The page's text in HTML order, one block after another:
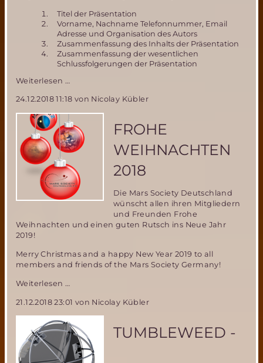
Titel der Präsentation
Vorname, Nachname Telefonnummer, Email
Adresse und Organisation des Autors
Zusammenfassung des Inhalts der Präsentation
Zusammenfassung der wesentlichen
Schlussfolgerungen der Präsentation
Weiterlesen …
Earth"
Konferenz
am
11.
und
12.
April
in
Mailand
24.12.2018 11:18 von Nicolay Kübler
FROHE
WEIHNACHTEN
2018
Die Mars Society Deutschland
wünscht allen ihren Mitgliedern
und Freunden Frohe
Weihnachten und einen guten Rutsch ins Neue Jahr
2019!
Merry Christmas and a happy New Year 2019 to all
members and friends of the Mars Society Germany!
Weiterlesen …
2018
21.12.2018 23:01 von Nicolay Kübler
TUMBLEWEED -